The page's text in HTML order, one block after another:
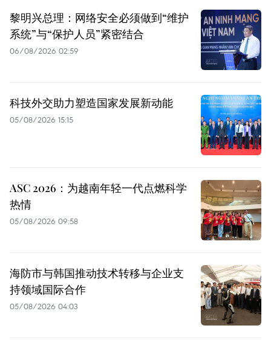
黎明兴总理：网络安全必须做到“维护
系统”与“保护人员”紧密结合
06/08/2026 02:59
科技外交助力塑造国家发展新动能
05/08/2026 15:15
ASC 2026：为越南年轻一代点燃科学
热情
05/08/2026 09:58
海防市与韩国推动技术转移与企业支
持领域国际合作
05/08/2026 04:03